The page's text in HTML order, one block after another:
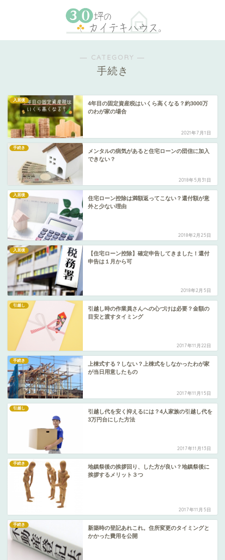
― CATEGORY ―
手続き
入居後
4年目の固定資産税はいくら高くなる？約3000万
のわが家の場合
2021年7月1日
手続き
メンタルの病気があると住宅ローンの団信に加入
できない？
2018年5月31日
入居後
住宅ローン控除は満額返ってこない？還付額が意
外と少ない理由
2018年2月25日
入居後
【住宅ローン控除】確定申告してきました！還付
申告は１月から可
2018年2月5日
引越し
引越し時の作業員さんへの心づけは必要？金額の
目安と渡すタイミング
2017年11月22日
手続き
上棟式する？しない？上棟式をしなかったわが家
が当日用意したもの
2017年11月15日
引越し
引越し代を安く抑えるには？4人家族の引越し代を
3万円台にした方法
2017年11月13日
手続き
地鎮祭後の挨拶回り、した方が良い？地鎮祭後に
挨拶するメリット３つ
2017年11月5日
手続き
新築時の登記あれこれ。住所変更のタイミングと
かかった費用を公開